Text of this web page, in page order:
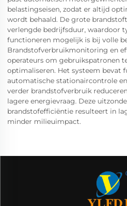
belastingseisen, zodat er altijd
wordt behaald. De grote
verlengde bedrijfsduur, waardoor
functioneren mogelijk is bij volle
Brandstofverbruikmonitoring en
operateurs om gebruikspatronen
optimaliseren. Het systeem bevat
automatische stationaircontrole
verder brandstofverbruik
lagere energievraag. Deze
brandstofefficiëntie resulteert in
minder milieuimpact.